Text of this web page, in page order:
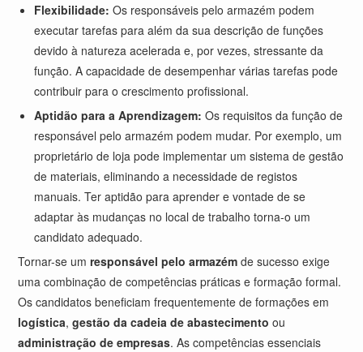
Flexibilidade: Os responsáveis pelo armazém podem
executar tarefas para além da sua descrição de funções
devido à natureza acelerada e, por vezes, stressante da
função. A capacidade de desempenhar várias tarefas pode
contribuir para o crescimento profissional.
Aptidão para a Aprendizagem: Os requisitos da função de
responsável pelo armazém podem mudar. Por exemplo, um
proprietário de loja pode implementar um sistema de gestão
de materiais, eliminando a necessidade de registos
manuais. Ter aptidão para aprender e vontade de se
adaptar às mudanças no local de trabalho torna-o um
candidato adequado.
Tornar-se umresponsável pelo armazém de sucesso exige
uma combinação de competências práticas e formação formal.
Os candidatos beneficiam frequentemente de formações em
logística,gestão da cadeia de abastecimento ou
administração de empresas. As competências essenciais